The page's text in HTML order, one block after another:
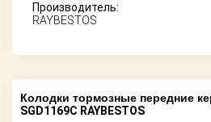
Производитель:
RAYBESTOS
Колодки тормозные передние
SGD1169C RAYBESTOS